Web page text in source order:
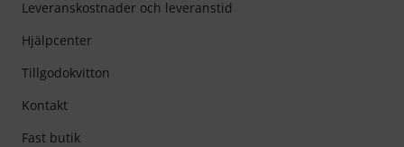
Leveranskostnader och leveranstid
Hjälpcenter
Tillgodokvitton
Kontakt
Fast butik